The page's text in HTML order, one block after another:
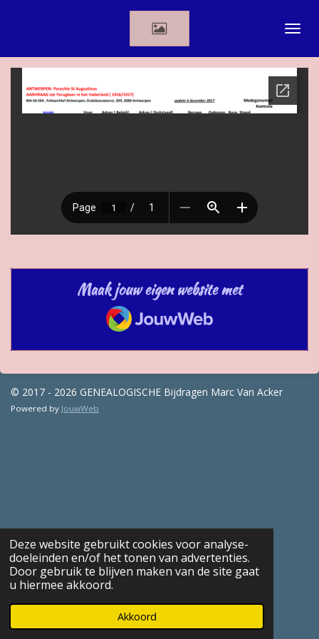
Deze website gebruikt cookies voor analyse-
doeleinden en/of het tonen van advertenties.
Door gebruik te blijven maken van de site gaat
u hiermee akkoord.
Akkoord
de
hoofdinhoud
Maak jouw eigen website met
JouwWeb
© 2017 - 2026 GENEALOGISCHE Bijdragen Marc Van Acker
Powered by JouwWeb